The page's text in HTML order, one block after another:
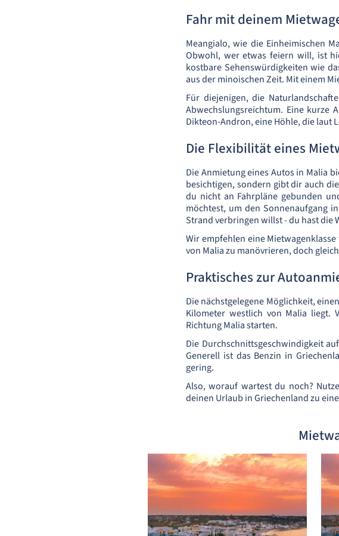
Fahr mit deinem
Meangialo, wie die Einheimischen
Obwohl, wer etwas feiern will, ist
kostbare Sehenswürdigkeiten wie
aus der minoischen Zeit. Mit einem
Für diejenigen, die
Abwechslungsreichtum. Eine kurze
Dikteon-Andron, eine Höhle, die laut
Die Flexibilität eines
Die Anmietung eines Autos in Malia
besichtigen, sondern gibt dir auch
du nicht an Fahrpläne gebunden
möchtest, um den Sonnenaufgang
Strand verbringen willst - du hast die
Wir empfehlen eine
von Malia zu manövrieren, doch
Praktisches zur
Die nächstgelegene Möglichkeit,
Kilometer westlich von Malia liegt.
Richtung Malia starten.
Die Durchschnittsgeschwindigkeit
Generell ist das Benzin in
gering.
Also, worauf wartest du noch?
deinen Urlaub in Griechenland zu